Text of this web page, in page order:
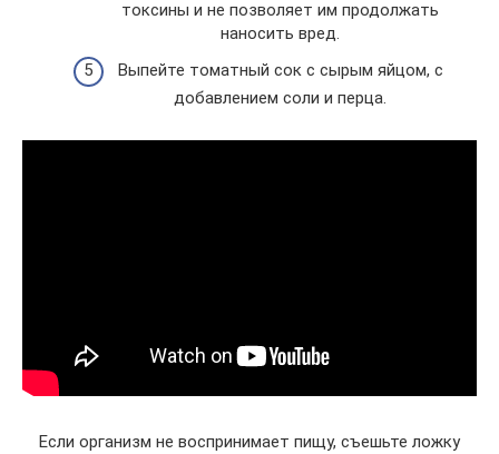
токсины и не позволяет им продолжать
наносить вред.
Выпейте томатный сок с сырым яйцом, с
добавлением соли и перца.
Если организм не воспринимает пищу, съешьте ложку